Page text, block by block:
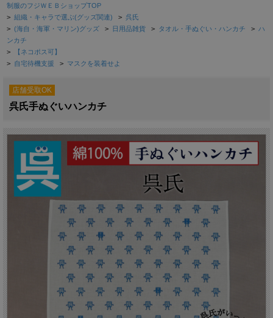
制服のフジＷＥＢショップTOP
> 組織・キャラで選ぶ(グッズ関連) > 呉氏
> (海自・海軍・マリン)グッズ > 日用品雑貨 > タオル・手ぬぐい・ハンカチ > ハ
ンカチ
> 【ネコポス可】
> 自宅待機支援 > マスクを装着せよ
店舗受取OK
呉氏手ぬぐいハンカチ